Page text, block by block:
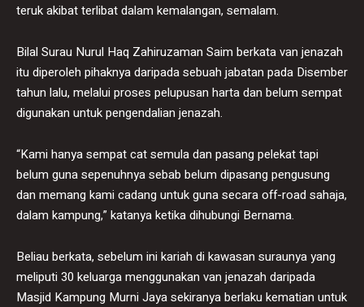
teruk akibat terlibat dalam kemalangan, semalam.
Bilal Surau Nurul Haq Zahiruzaman Saim berkata van jenazah
itu diperoleh pihaknya daripada sebuah jabatan pada Disember
tahun lalu, melalui proses pelupusan harta dan belum sempat
digunakan untuk pengendalian jenazah.
“Kami hanya sempat cat semula dan pasang pelekat tapi
belum guna sepenuhnya sebab belum dipasang pengusung
dan memang kami cadang untuk guna secara off-road sahaja,
dalam kampung,” katanya ketika dihubungi Bernama.
Beliau berkata, sebelum ini kariah di kawasan suraunya yang
meliputi 30 keluarga menggunakan van jenazah daripada
Masjid Kampung Murni Jaya sekiranya berlaku kematian untuk